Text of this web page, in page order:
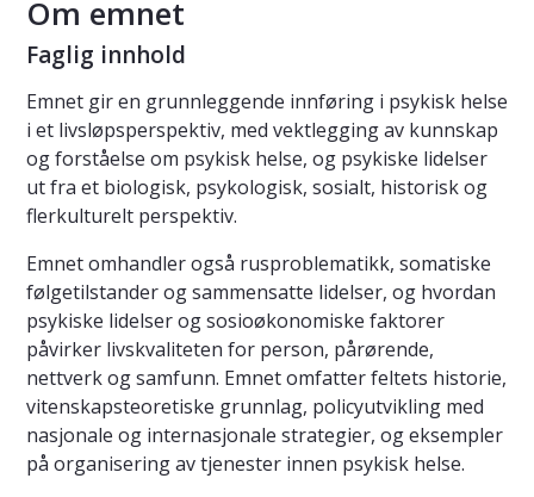
Om emnet
Faglig innhold
Emnet gir en grunnleggende innføring i psykisk helse
i et livsløpsperspektiv, med vektlegging av kunnskap
og forståelse om psykisk helse, og psykiske lidelser
ut fra et biologisk, psykologisk, sosialt, historisk og
flerkulturelt perspektiv.
Emnet omhandler også rusproblematikk, somatiske
følgetilstander og sammensatte lidelser, og hvordan
psykiske lidelser og sosioøkonomiske faktorer
påvirker livskvaliteten for person, pårørende,
nettverk og samfunn. Emnet omfatter feltets historie,
vitenskapsteoretiske grunnlag, policyutvikling med
nasjonale og internasjonale strategier, og eksempler
på organisering av tjenester innen psykisk helse.